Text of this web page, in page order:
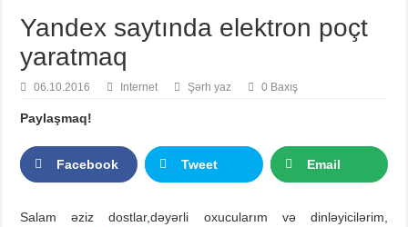
Yandex saytında elektron poçt
yaratmaq
06.10.2016 Internet Şərh yaz 0 Baxış
Paylaşmaq!
Facebook Tweet Email
Salam əziz dostlar,dəyərli oxucularım və dinləyicilərim,